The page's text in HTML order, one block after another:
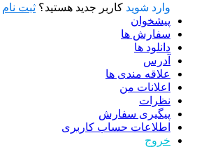
وارد شوید کاربر جدید هستید؟ ثبت نام
پیشخوان
سفارش ها
دانلود ها
آدرس
علاقه مندی ها
اعلانات من
نظرات
پیگیری سفارش
اطلاعات حساب كاربری
خروج